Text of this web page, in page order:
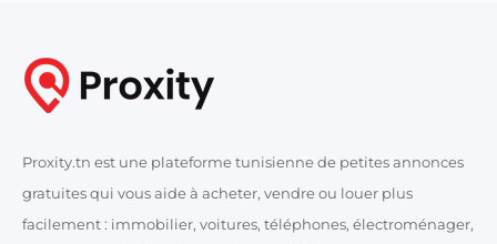
Proxity.tn est une plateforme tunisienne de petites annonces
gratuites qui vous aide à acheter, vendre ou louer plus
facilement : immobilier, voitures, téléphones, électroménager,